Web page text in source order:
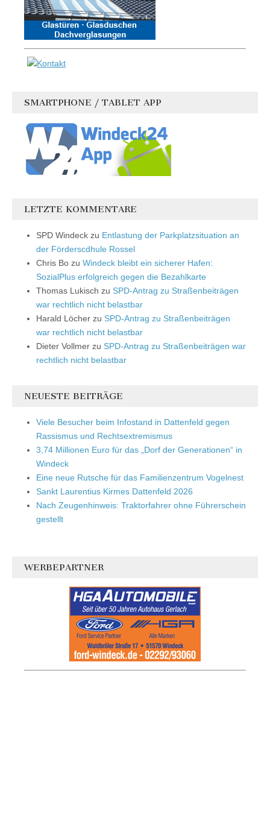
SMARTPHONE / TABLET APP
LETZTE KOMMENTARE
SPD Windeck zu Entlastung der Parkplatzsituation an
der Förderscdhule Rossel
Chris Bo zu Windeck bleibt ein sicherer Hafen:
SozialPlus erfolgreich gegen die Bezahlkarte
Thomas Lukisch zu SPD-Antrag zu Straßenbeiträgen
war rechtlich nicht belastbar
Harald Löcher zu SPD-Antrag zu Straßenbeiträgen
war rechtlich nicht belastbar
Dieter Vollmer zu SPD-Antrag zu Straßenbeiträgen war
rechtlich nicht belastbar
NEUESTE BEITRÄGE
Viele Besucher beim Infostand in Dattenfeld gegen
Rassismus und Rechtsextremismus
3,74 Millionen Euro für das „Dorf der Generationen“ in
Windeck
Eine neue Rutsche für das Familienzentrum Vogelnest
Sankt Laurentius Kirmes Dattenfeld 2026
Nach Zeugenhinweis: Traktorfahrer ohne Führerschein
gestellt
WERBEPARTNER